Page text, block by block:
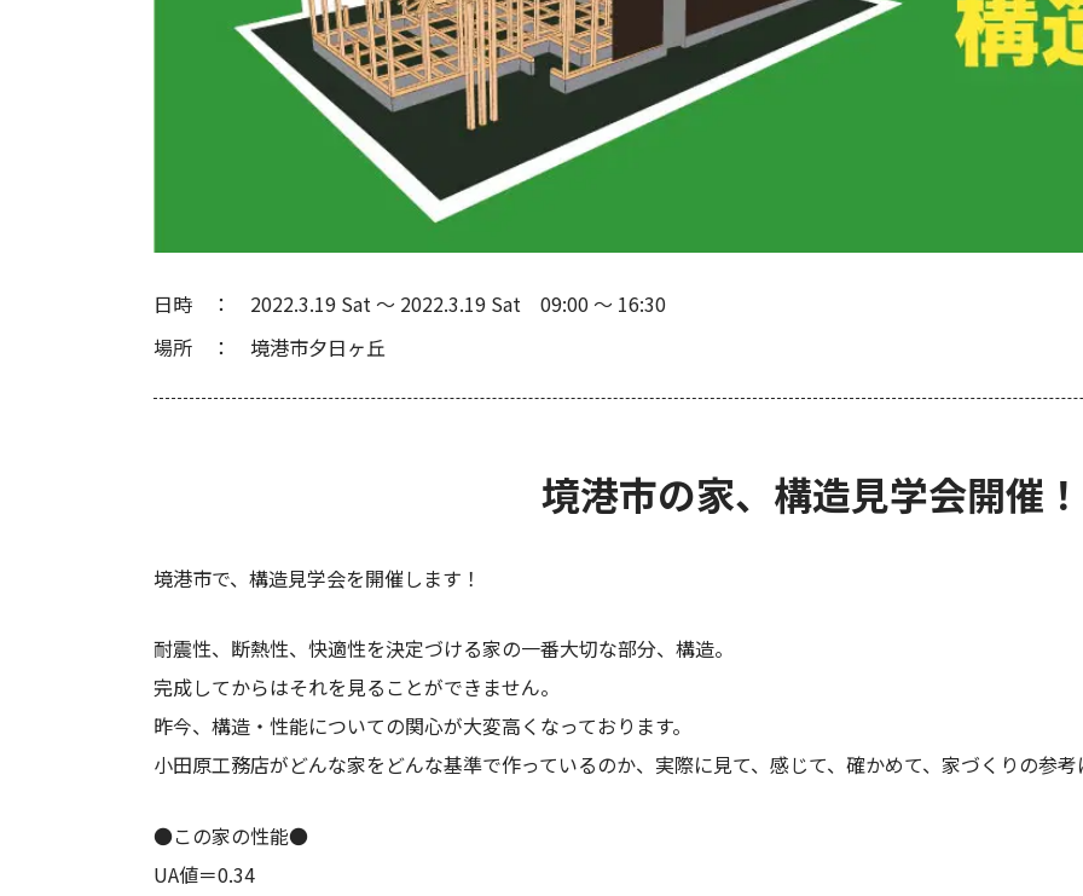
日時 2022.3.19 Sat 〜 2022.3.19 Sat 09:00 〜 16:30
場所
境港市夕日ヶ丘
境港市の家、構造見学会開催！
境港市で、構造見学会を開催します！
耐震性、断熱性、快適性を決定づける家の一番大切な部分、構造。
完成してからはそれを見ることができません。
昨今、構造・性能についての関心が大変高くなっております。
小田原工務店がどんな家をどんな基準で作っているのか、実際に見て、感じて、確かめて、家づくりの参考
●この家の性能●
UA値＝0.34